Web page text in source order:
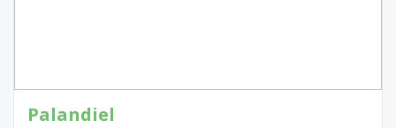
Palandiel